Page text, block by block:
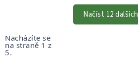
Načíst 12 dalších
Nacházíte se
na straně 1 z
5.